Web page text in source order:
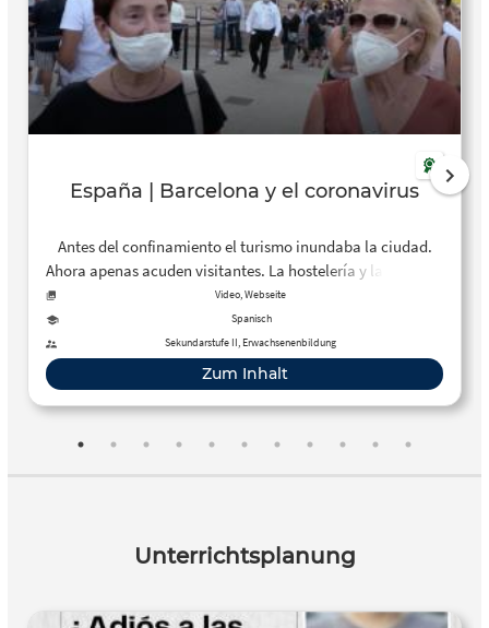
España | Barcelona y el coronavirus
Antes del confinamiento el turismo inundaba la ciudad.
Ahora apenas acuden visitantes. La hostelería y las tiendas
enfrentan una facturación cada vez menor. Pero muchos
vecinos se alegran del espacio recuperado.
Video, Webseite
Spanisch
Sekundarstufe II, Erwachsenenbildung
Zum Inhalt
Unterrichtsplanung